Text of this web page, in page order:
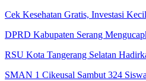
Cek Kesehatan Gratis, Investasi
DPRD Kabupaten Serang
RSU Kota Tangerang Selatan
SMAN 1 Cikeusal Sambut 324